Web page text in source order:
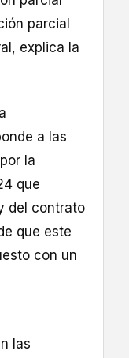
parcial
explica la
a las
la
que
del contrato
que este
con un
las